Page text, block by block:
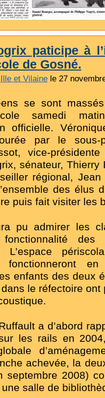
paticipe à
de Gosné.
Ille et Vilainele 27
se sont
samedi
officielle.
par le sous-
vice-
sénateur, Thierry
régional,
des élus
puis fait visiter les
pu admirer les
L’espace
fonctionneront
enfants des deux
le réfectoire ont
a d’abord
les rails en
achevée, la
septembre 2008)
salle de